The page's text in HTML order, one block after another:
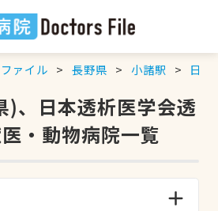
ァイル 長野県 小諸駅 日本
)、日本透析医学会透
・動物病院一覧